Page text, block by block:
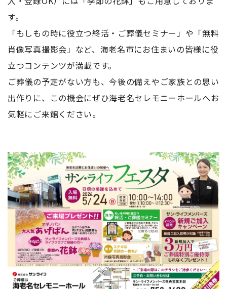
す。
「もしもの時に役立つ終活・ご葬儀セミナー」や「無料
肖像写真撮影会」など、海老名市にお住まいの皆様に役
立つコンテンツが満載です。
ご葬儀の予定がない方も、今後の備えやご家族との思い
出作りに、この機会にぜひ海老名セレモニーホールへお
気軽にご来館ください。